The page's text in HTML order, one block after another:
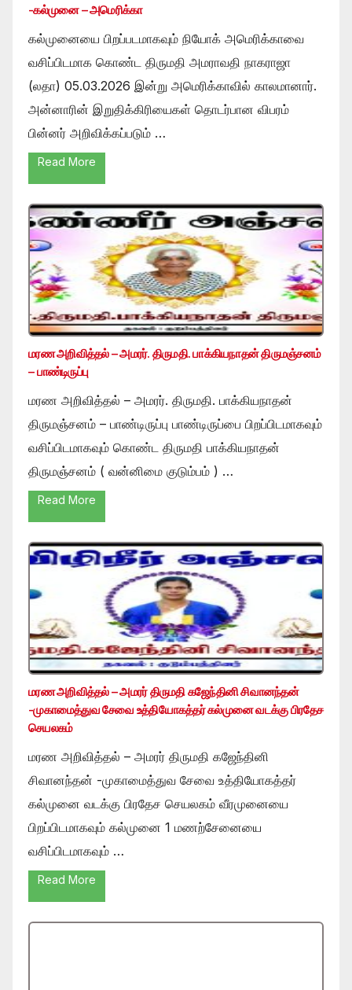
-கல்முனை – அமெரிக்கா
கல்முனையை பிறப்படமாகவும் நியோக் அமெரிக்காவை
வசிப்பிடமாக கொண்ட திருமதி அமராவதி நாகராஜா
(லதா) 05.03.2026 இன்று அமெரிக்காவில் காலமானார்.
அன்னாரின் இறுதிக்கிரியைகள் தொடர்பான விபரம்
பின்னர் அறிவிக்கப்படும் …
Read More
மரண அறிவித்தல் – அமரர். திருமதி. பாக்கியநாதன் திருமஞ்சனம்
– பாண்டிருப்பு
மரண அறிவித்தல் – அமரர். திருமதி. பாக்கியநாதன்
திருமஞ்சனம் – பாண்டிருப்பு பாண்டிருப்பை பிறப்பிடமாகவும்
வசிப்பிடமாகவும் கொண்ட திருமதி பாக்கியநாதன்
திருமஞ்சனம் ( வன்னிமை குடும்பம் ) …
Read More
மரண அறிவித்தல் – அமரர் திருமதி கஜேந்தினி சிவானந்தன்
-முகாமைத்துவ சேவை உத்தியோகத்தர் கல்முனை வடக்கு பிரதேச
செயலகம்
மரண அறிவித்தல் – அமரர் திருமதி கஜேந்தினி
சிவானந்தன் -முகாமைத்துவ சேவை உத்தியோகத்தர்
கல்முனை வடக்கு பிரதேச செயலகம் வீரமுனையை
பிறப்பிடமாகவும் கல்முனை 1 மணற்சேனையை
வசிப்பிடமாகவும் …
Read More